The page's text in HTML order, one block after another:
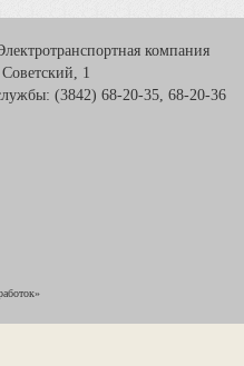
компания
1
(3842) 68-20-35, 68-20-36